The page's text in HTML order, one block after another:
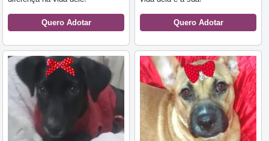
Quero Adotar Quero Adotar